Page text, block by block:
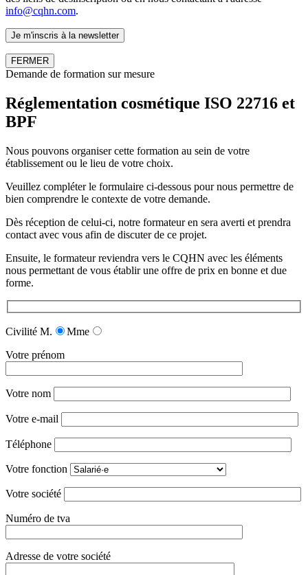
info@cqhn.com.
FERMER
Demande de formation sur mesure
Réglementation cosmétique ISO 22716 et
BPF
Nous pouvons organiser cette formation au sein de votre
établissement ou le lieu de votre choix.
Veuillez compléter le formulaire ci-dessous pour nous permettre de
bien comprendre le contexte de votre demande.
Dès réception de celui-ci, notre formateur en sera averti et prendra
contact avec vous afin de discuter de ce projet.
Ensuite, le formateur reviendra vers le CQHN avec les éléments
nous permettant de vous établir une offre de prix en bonne et due
forme.
Civilité M.
Mme
Votre prénom
Votre nom
Votre e-mail
Téléphone
Votre fonction
Votre société
Numéro de tva
Adresse de votre société